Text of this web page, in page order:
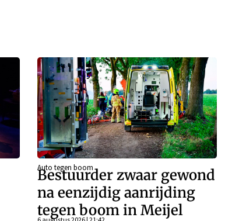
Auto tegen boom
Bestuurder zwaar gewond
na eenzijdig aanrijding
tegen boom in Meijel